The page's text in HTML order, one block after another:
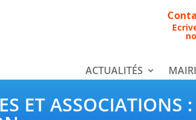
ACTUALITÉS
ET